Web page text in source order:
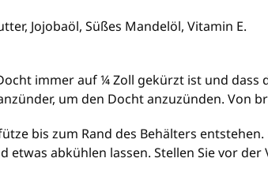
Jojobaöl, Süßes Mandelöl, Vitamin E.
immer auf ¼ Zoll gekürzt ist und
um den Docht anzuzünden. Von
bis zum Rand des Behälters
etwas abkühlen lassen. Stellen Sie vor